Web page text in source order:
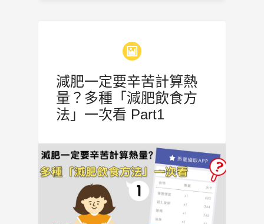
減肥一定要辛苦計算熱
量？多種「減肥飲食方
法」一次看 Part1